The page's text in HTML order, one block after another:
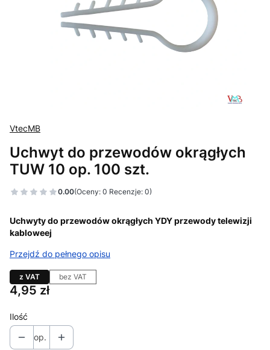
VtecMB
Uchwyt do przewodów okrągłych
TUW 10 op. 100 szt.
0.00(Oceny: 0 Recenzje: 0)
Uchwyty do przewodów okrągłych YDY przewody telewizji
kabloweej
Przejdź do pełnego opisu
z VAT bez VAT
Cena
4,95 zł
Ilość
op.